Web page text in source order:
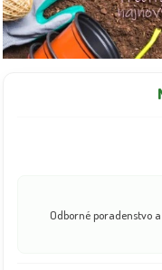
Odborné poradenstvo